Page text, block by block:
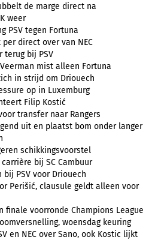
de marge direct na
weer
PSV tegen Fortuna
direct over van NEC
terug bij PSV
mist alleen Fortuna
in strijd om Driouech
op in Luxemburg
Filip Kostić
transfer naar Rangers
uit en plaatst bom onder langer
schikkingsvoorstel
bij SC Cambuur
bij PSV voor Driouech
Perišić, clausule geldt alleen voor
finale voorronde Champions League
woensdag keuring
en NEC over Sano, ook Kostic lijkt